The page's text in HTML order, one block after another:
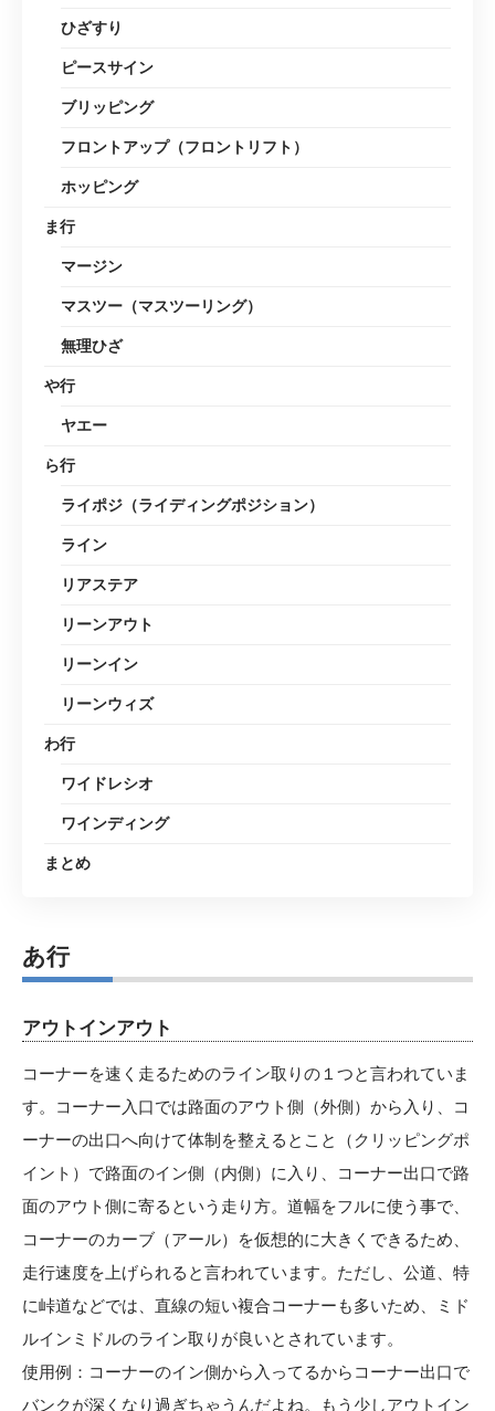
ひざすり
ピースサイン
ブリッピング
フロントアップ（フロントリフト）
ホッピング
ま行
マージン
マスツー（マスツーリング）
無理ひざ
や行
ヤエー
ら行
ライポジ（ライディングポジション）
ライン
リアステア
リーンアウト
リーンイン
リーンウィズ
わ行
ワイドレシオ
ワインディング
まとめ
あ行
アウトインアウト
コーナーを速く走るためのライン取りの１つと言われていま
す。コーナー入口では路面のアウト側（外側）から入り、コ
ーナーの出口へ向けて体制を整えるとこと（クリッピングポ
イント）で路面のイン側（内側）に入り、コーナー出口で路
面のアウト側に寄るという走り方。道幅をフルに使う事で、
コーナーのカーブ（アール）を仮想的に大きくできるため、
走行速度を上げられると言われています。ただし、公道、特
に峠道などでは、直線の短い複合コーナーも多いため、ミド
ルインミドルのライン取りが良いとされています。
使用例：コーナーのイン側から入ってるからコーナー出口で
バンクが深くなり過ぎちゃうんだよね。もう少しアウトイン